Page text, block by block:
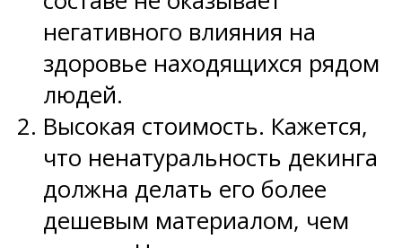
негативного влияния на
здоровье находящихся рядом
людей.
Высокая стоимость. Кажется,
что ненатуральность декинга
должна делать его более
дешевым материалом, чем